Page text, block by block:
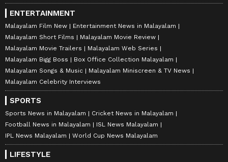
ENTERTAINMENT
Malayalam Film New
Entertainment News in Malayalam
Malayalam Short Films
Malayalam Movie Review
Malayalam Movie Trailers
Malayalam Web Series
Malayalam Bigg Boss
Box Office Collection Malayalam
Malayalam Songs & Music
Malayalam Miniscreen & TV News
Malayalam Celebrity Interviews
SPORTS
Sports News in Malayalam
Cricket News in Malayalam
Football News in Malayalam
ISL News Malayalam
IPL News Malayalam
World Cup News Malayalam
LIFESTYLE